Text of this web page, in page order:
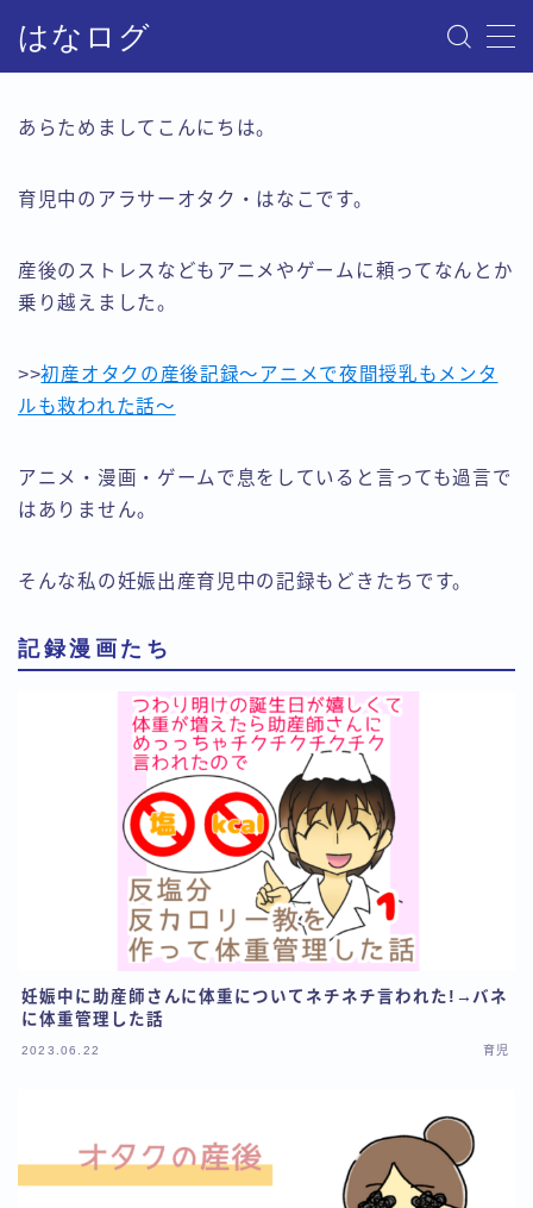
はなログ
プライバシーポリシー・免責事項
あらためましてこんにちは。
育児中のアラサーオタク・はなこです。
産後のストレスなどもアニメやゲームに頼ってなんとか
乗り越えました。
>>初産オタクの産後記録～アニメで夜間授乳もメンタ
ルも救われた話～
アニメ・漫画・ゲームで息をしていると言っても過言で
はありません。
そんな私の妊娠出産育児中の記録もどきたちです。
記録漫画たち
妊娠中に助産師さんに体重についてネチネチ言われた!→バネ
に体重管理した話
2023.06.22 育児